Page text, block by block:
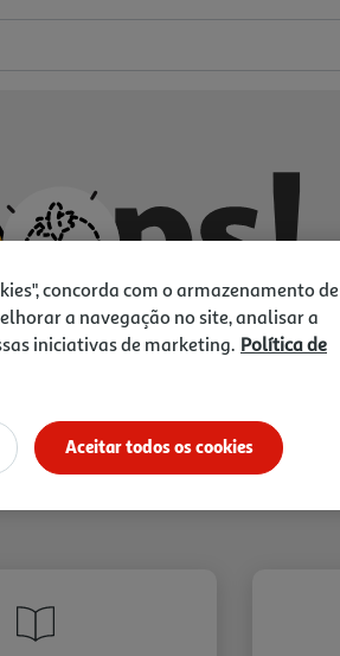
de novo?
concorda com o armazenamento de
a navegação no site, analisar a
iniciativas de marketing. Política de
Aceitar todos os cookies